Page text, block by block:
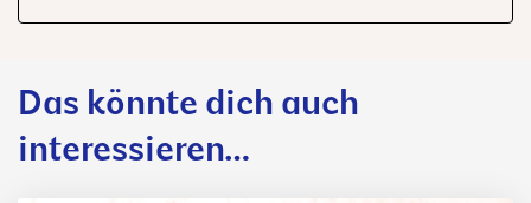
Das könnte dich auch
interessieren…